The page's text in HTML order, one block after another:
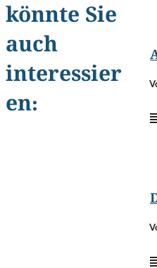
könnte Sie
auch
interessier
en: